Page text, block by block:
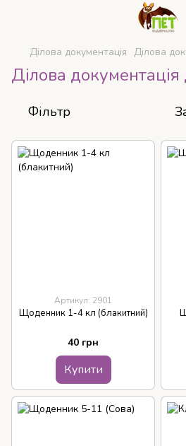
Ділова документація Ділова
Ділова документація
Фільтр
Артикул: 2901
Щоденник 1-4 кл (блакитний)
40 грн
Купити